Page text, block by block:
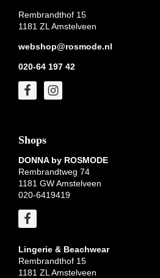
Rembrandthof 15
1181 ZL Amstelveen
webshop@rosmode.nl
020-64 197 42
Shops
DONNA by ROSMODE
Rembrandtweg 74
1181 GW Amstelveen
020-6419419
Lingerie & Beachwear
Rembrandthof 15
1181 ZL Amstelveen